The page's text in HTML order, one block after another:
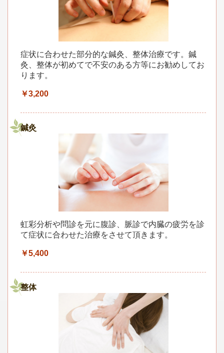
症状に合わせた部分的な鍼灸、整体治療です。鍼
灸、整体が初めてで不安のある方等にお勧めしてお
ります。
￥3,200
鍼灸
虹彩分析や問診を元に腹診、脈診で内臓の疲労を診
て症状に合わせた治療をさせて頂きます。
￥5,400
整体